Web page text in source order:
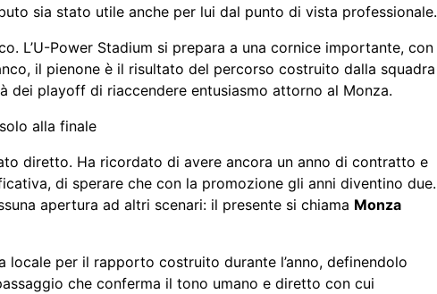
sia stato utile anche per lui dal punto di vista professionale.
L’U-Power Stadium si prepara a una cornice importante, con
il pienone è il risultato del percorso costruito dalla squadra
dei playoff di riaccendere entusiasmo attorno al Monza.
alla finale
diretto. Ha ricordato di avere ancora un anno di contratto e
di sperare che con la promozione gli anni diventino due.
apertura ad altri scenari: il presente si chiama Monza
locale per il rapporto costruito durante l’anno, definendolo
che conferma il tono umano e diretto con cui